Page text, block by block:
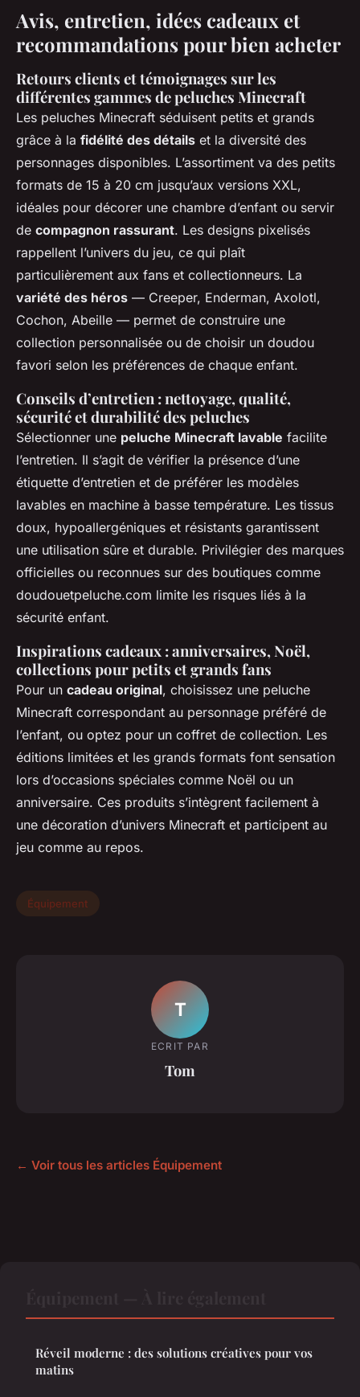
Avis, entretien, idées cadeaux et
recommandations pour bien acheter
Retours clients et témoignages sur les
différentes gammes de peluches Minecraft
Les peluches Minecraft séduisent petits et grands
grâce à la fidélité des détails et la diversité des
personnages disponibles. L’assortiment va des petits
formats de 15 à 20 cm jusqu’aux versions XXL,
idéales pour décorer une chambre d’enfant ou servir
de compagnon rassurant. Les designs pixelisés
rappellent l’univers du jeu, ce qui plaît
particulièrement aux fans et collectionneurs. La
variété des héros — Creeper, Enderman, Axolotl,
Cochon, Abeille — permet de construire une
collection personnalisée ou de choisir un doudou
favori selon les préférences de chaque enfant.
Conseils d’entretien : nettoyage, qualité,
sécurité et durabilité des peluches
Sélectionner une peluche Minecraft lavable facilite
l’entretien. Il s’agit de vérifier la présence d’une
étiquette d’entretien et de préférer les modèles
lavables en machine à basse température. Les tissus
doux, hypoallergéniques et résistants garantissent
une utilisation sûre et durable. Privilégier des marques
officielles ou reconnues sur des boutiques comme
doudouetpeluche.com limite les risques liés à la
sécurité enfant.
Inspirations cadeaux : anniversaires, Noël,
collections pour petits et grands fans
Pour un cadeau original, choisissez une peluche
Minecraft correspondant au personnage préféré de
l’enfant, ou optez pour un coffret de collection. Les
éditions limitées et les grands formats font sensation
lors d’occasions spéciales comme Noël ou un
anniversaire. Ces produits s’intègrent facilement à
une décoration d’univers Minecraft et participent au
jeu comme au repos.
Équipement
T
ECRIT PAR
Tom
← Voir tous les articles Équipement
Réveil moderne : des solutions créatives pour vos
matins